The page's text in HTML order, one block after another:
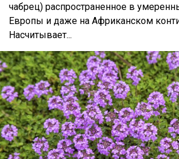
чабрец) распространенное в
Европы и даже на Африканском
Насчитывает...